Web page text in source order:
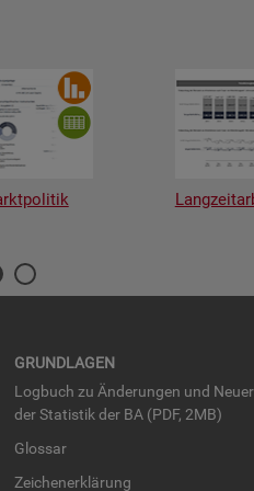
GRUND­LA­GEN
Log­buch zu Än­de­run­gen und
der Sta­tis­tik der BA (PDF, 2MB)
Glos­sar
Zei­chen­er­klä­rung